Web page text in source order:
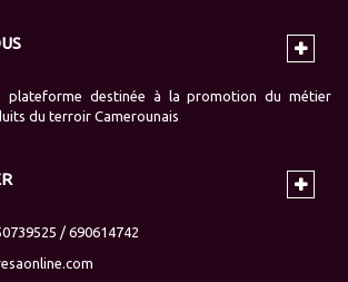
plateforme destinée à la promotion du métier
du terroir Camerounais
/ 690614742